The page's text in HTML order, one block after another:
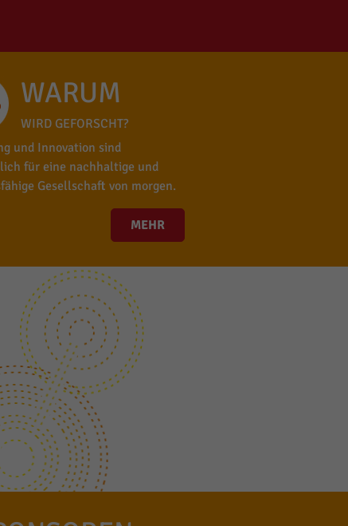
WARUM
WIRD GEFORSCHT?
und Innovation sind
für eine nachhaltige und
Gesellschaft von morgen.
MEHR